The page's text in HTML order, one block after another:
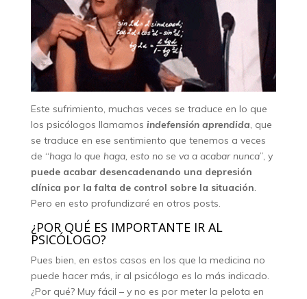
Este sufrimiento, muchas veces se traduce en lo que
los psicólogos llamamos indefensión aprendida, que
se traduce en ese sentimiento que tenemos a veces
de “haga lo que haga, esto no se va a acabar nunca”, y
puede acabar desencadenando una depresión
clínica por la falta de control sobre la situación.
Pero en esto profundizaré en otros posts.
¿POR QUÉ ES IMPORTANTE IR AL
PSICÓLOGO?
Pues bien, en estos casos en los que la medicina no
puede hacer más, ir al psicólogo es lo más indicado.
¿Por qué? Muy fácil – y no es por meter la pelota en